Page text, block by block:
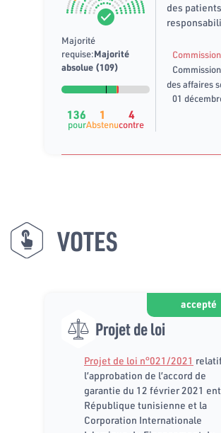
Majorité
requise:Majorité
absolue (109)
136
pour
1
Abstenu
4
contre
des
des affaires
01
VOTES
accepté
Projet de loi
Projet de loi n°021/2021
l’approbation de l’accord de
garantie du 12 février 2021
République tunisienne et la
Corporation Internationale